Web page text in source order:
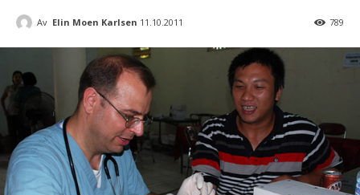
Av Elin Moen Karlsen 11.10.2011 789